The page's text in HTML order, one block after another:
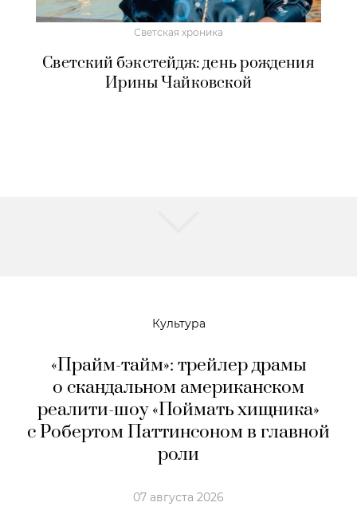
Светская хроника
Светский бэкстейдж: день рождения
Ирины Чайковской
Культура
«Прайм-тайм»: трейлер драмы
о скандальном американском
реалити-шоу «Поймать хищника»
с Робертом Паттинсоном в главной
роли
07 августа 2026